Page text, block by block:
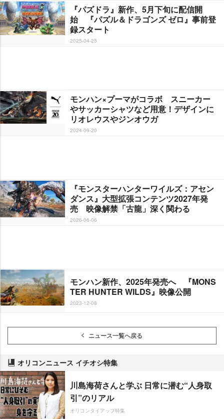
『パズドラ』新作、5月下旬に配信開
始 『パズル＆ドラゴンズ ゼロ』事前登
録スタート
2025-04-25
モンハン×プーマがコラボ スニーカー
サッカーシャツなど用意！デザインに
リオレウスやジンオウガ
2024-09-20
『モンスターハンターワイルズ：アセン
ダンス』大型拡張コンテンツ2027年発
売 映像解禁「古龍」深く関わる
2026-06-06
モンハン新作、2025年発売へ 『MONS
TER HUNTER WILDS』映像公開
2023-12-08
ニュース一覧へ戻る
オリコンニュース イチオシ特集
川島海荷さんと学ぶ 日常に潜む“人身取
引”のリアル
オリコンタイアップ特集